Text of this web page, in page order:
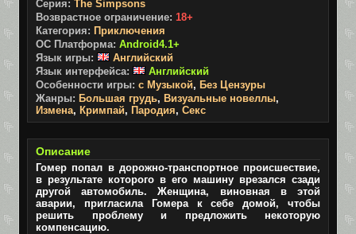
Серия: The Simpsons
Возврастное ограничение: 18+
Категория: Приключения
ОС Платформа: Android4.1+
Язык игры:
Английский
Язык интерфейса:
Английский
Особенности игры: с Музыкой, Без Цензуры
Жанры: Большая грудь, Визуальные новеллы,
Измена, Кримпай, Пародия, Секс
Описание
Гомер попал в дорожно-транспортное происшествие,
в результате которого в его машину врезался сзади
другой автомобиль. Женщина, виновная в этой
аварии, пригласила Гомера к себе домой, чтобы
решить проблему и предложить некоторую
компенсацию.